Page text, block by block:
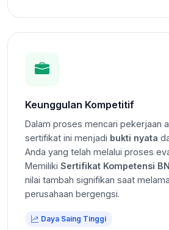
Keunggulan Kompetitif
Dalam proses mencari pekerjaan
sertifikat ini menjadi bukti nyata
Anda yang telah melalui proses
Memiliki Sertifikat Kompetensi
nilai tambah signifikan saat
perusahaan bergengsi.
Daya Saing Tinggi